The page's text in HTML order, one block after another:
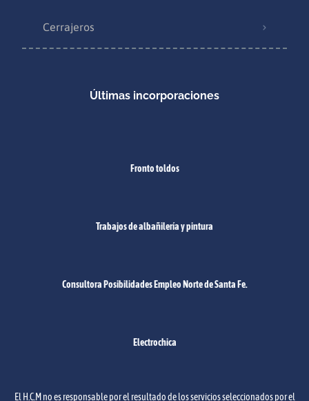
Cerrajeros
Últimas incorporaciones
Fronto toldos
Trabajos de albañilería y pintura
Consultora Posibilidades Empleo Norte de Santa Fe.
Electrochica
El H.C.M no es responsable por el resultado de los servicios seleccionados por el